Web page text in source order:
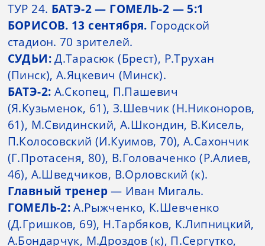
ТУР 24. БАТЭ-2 — ГОМЕЛЬ-2 — 5:1
БОРИСОВ. 13 сентября. Городской
стадион. 70 зрителей.
СУДЬИ:Д.Тарасюк (Брест), Р.Трухан
(Пинск), А.Яцкевич (Минск).
БАТЭ-2: А.Скопец, П.Пашевич
(Я.Кузьменок, 61), З.Шевчик (Н.Никоноров,
61), М.Свидинский, А.Шкондин, В.Кисель,
П.Колосовский (И.Куимов, 70), А.Сахончик
(Г.Протасеня, 80), В.Головаченко (Р.Алиев,
46), А.Шведчиков, В.Орловский (к).
Главный тренер— Иван Мигаль.
ГОМЕЛЬ-2:А.Рыжченко, К.Шевченко
(Д.Гришков, 69), Н.Тарбяков, К.Липницкий,
А.Бондарчук, М.Дроздов (к), П.Сергутко,